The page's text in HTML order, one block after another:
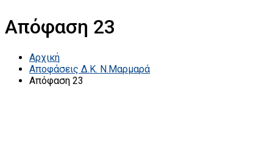
Απόφαση 23
Αρχική
Αποφάσεις Δ.Κ. Ν.Μαρμαρά
Απόφαση 23